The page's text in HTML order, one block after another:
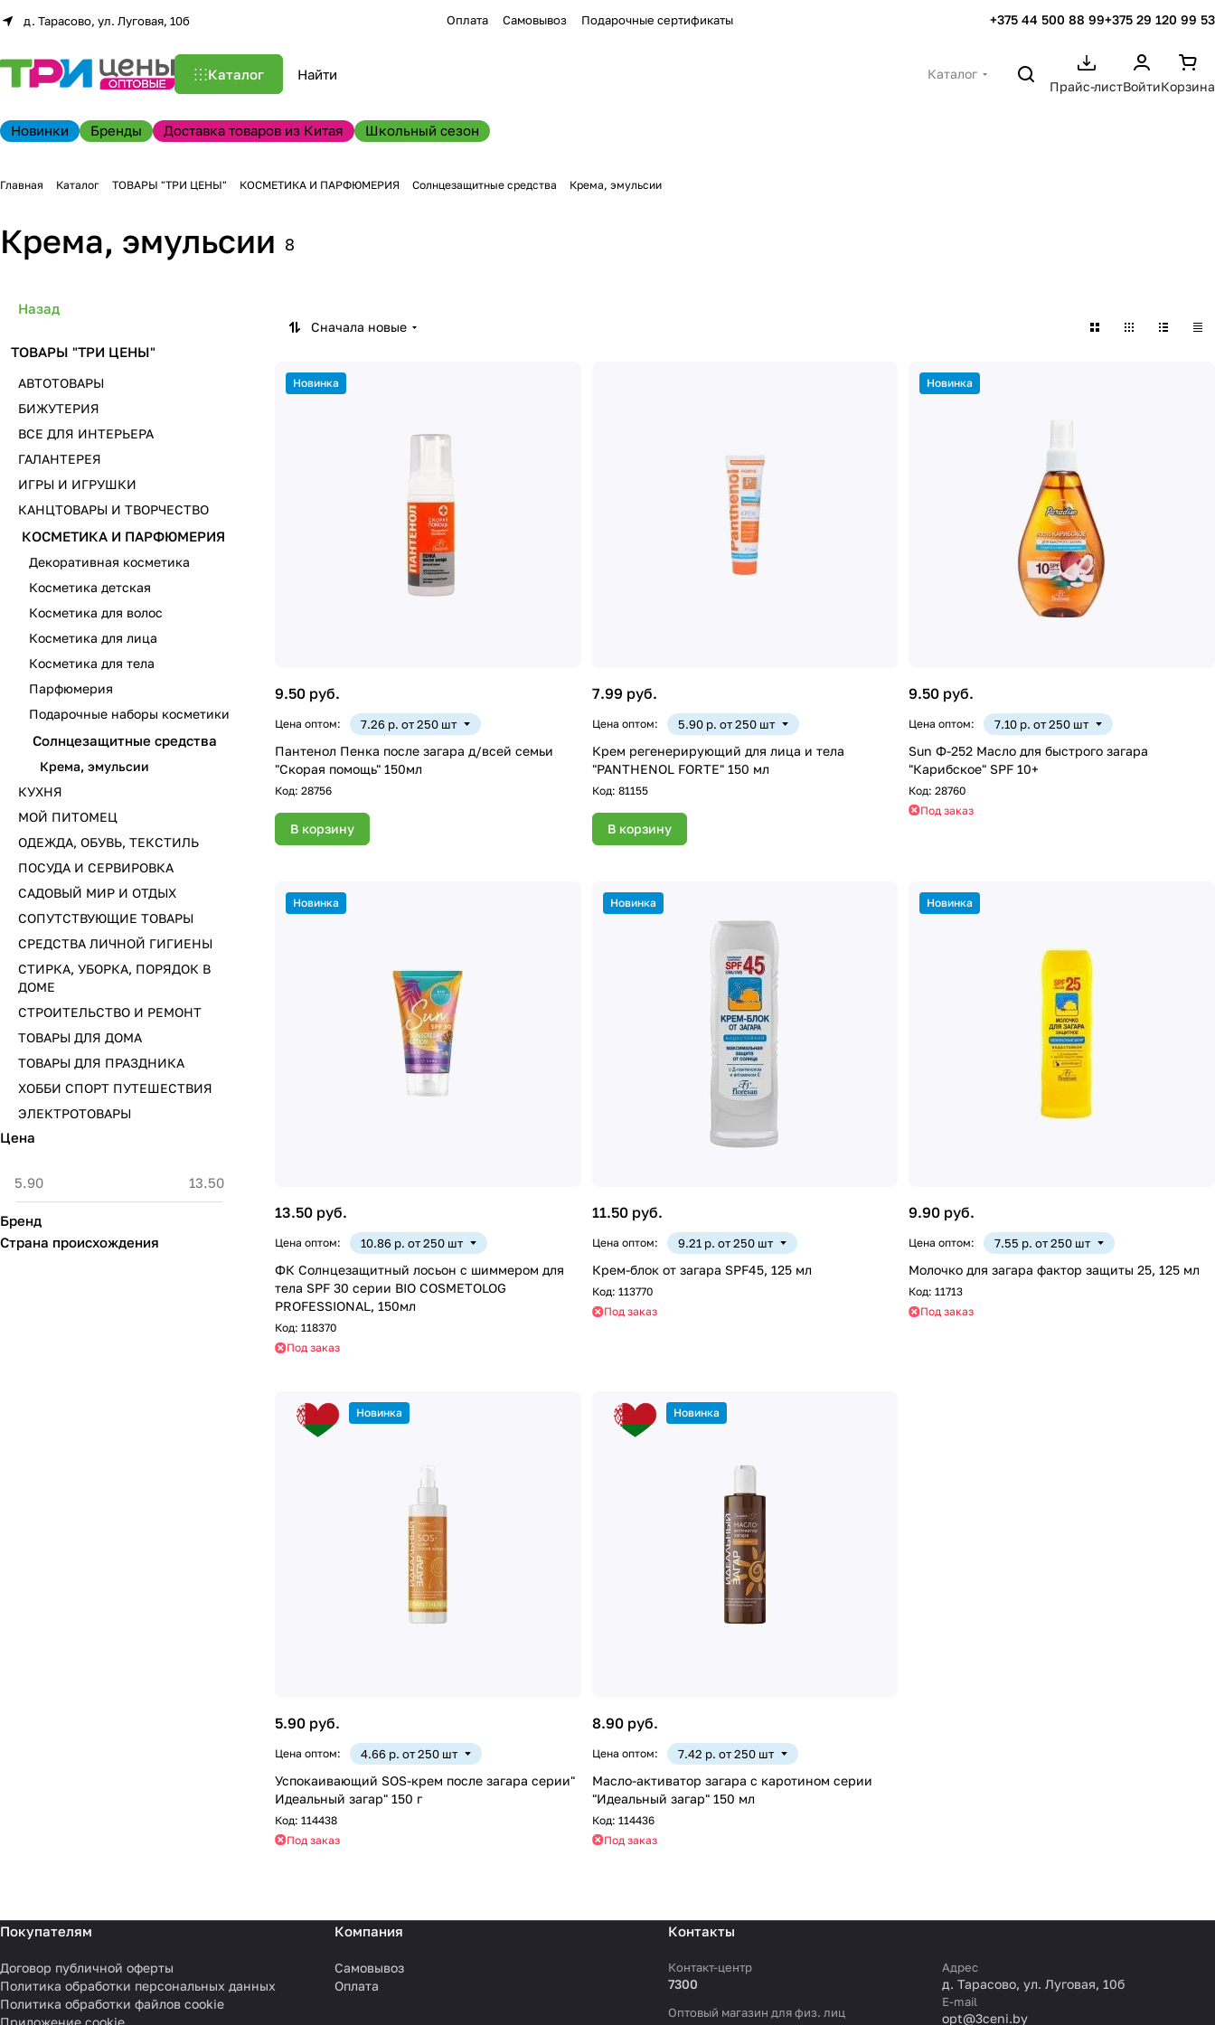
д. Тарасово, ул. Луговая, 10б Оплата Самовывоз Подарочные сертификаты +375 44 500 88 99+375 29 120 99 53
Каталог
Каталог
Прайс-листВойтиКорзина
Новинки Бренды Доставка товаров из Китая Школьный сезон
Главная Каталог ТОВАРЫ "ТРИ ЦЕНЫ" КОСМЕТИКА И ПАРФЮМЕРИЯ Солнцезащитные средства Крема, эмульсии
Крема, эмульсии 8
Сначала новые
Новинка
9.50 руб.
Цена оптом: 7.26 р. от 250 шт
Пантенол Пенка после загара д/всей семьи
"Скорая помощь" 150мл
Код: 28756
В корзину
7.99 руб.
Цена оптом: 5.90 р. от 250 шт
Крем регенерирующий для лица и тела
"PANTHENOL FORTE" 150 мл
Код: 81155
В корзину
Новинка
9.50 руб.
Цена оптом: 7.10 р. от 250 шт
Sun Ф-252 Масло для быстрого загара
"Карибское" SPF 10+
Код:28760
Под заказ
Новинка
13.50 руб.
Цена оптом: 10.86 р. от 250 шт
ФК Солнцезащитный лосьон с шиммером для
тела SPF 30 серии BIO COSMETOLOG
PROFESSIONAL, 150мл
Код: 118370
Под заказ
Новинка
11.50 руб.
Цена оптом: 9.21 р. от 250 шт
Крем-блок от загара SPF45, 125 мл
Код: 113770
Под заказ
Новинка
9.90 руб.
Цена оптом: 7.55 р. от 250 шт
Молочко для загара фактор защиты 25, 125 мл
Код:11713
Под заказ
Новинка
5.90 руб.
Цена оптом: 4.66 р. от 250 шт
Успокаивающий SOS-крем после загара серии"
Идеальный загар" 150 г
Код: 114438
Под заказ
Новинка
8.90 руб.
Цена оптом: 7.42 р. от 250 шт
Масло-активатор загара с каротином серии
"Идеальный загар" 150 мл
Код: 114436
Под заказ
Назад
ТОВАРЫ "ТРИ ЦЕНЫ"
АВТОТОВАРЫ
БИЖУТЕРИЯ
ВСЕ ДЛЯ ИНТЕРЬЕРА
ГАЛАНТЕРЕЯ
ИГРЫ И ИГРУШКИ
КАНЦТОВАРЫ И ТВОРЧЕСТВО
КОСМЕТИКА И ПАРФЮМЕРИЯ
Декоративная косметика
Косметика детская
Косметика для волос
Косметика для лица
Косметика для тела
Парфюмерия
Подарочные наборы косметики
Солнцезащитные средства
Крема, эмульсии
КУХНЯ
МОЙ ПИТОМЕЦ
ОДЕЖДА, ОБУВЬ, ТЕКСТИЛЬ
ПОСУДА И СЕРВИРОВКА
САДОВЫЙ МИР И ОТДЫХ
СОПУТСТВУЮЩИЕ ТОВАРЫ
СРЕДСТВА ЛИЧНОЙ ГИГИЕНЫ
СТИРКА, УБОРКА, ПОРЯДОК В
ДОМЕ
СТРОИТЕЛЬСТВО И РЕМОНТ
ТОВАРЫ ДЛЯ ДОМА
ТОВАРЫ ДЛЯ ПРАЗДНИКА
ХОББИ СПОРТ ПУТЕШЕСТВИЯ
ЭЛЕКТРОТОВАРЫ
Цена
Бренд
Страна происхождения
Покупателям
Договор публичной оферты
Политика обработки персональных данных
Политика обработки файлов cookie
Приложение cookie
Компания
Самовывоз
Оплата
Контакты
Контакт-центр
7300
Оптовый магазин для физ. лиц
Адрес
д. Тарасово, ул. Луговая, 10б
E-mail
opt@3ceni.by